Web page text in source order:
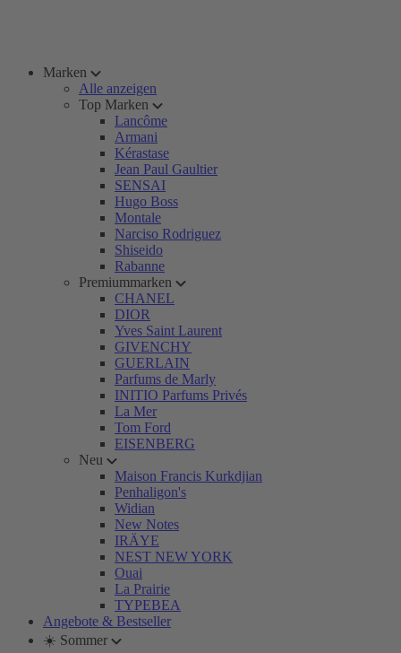
Marken
Alle anzeigen
Top Marken
Lancôme
Armani
Kérastase
Jean Paul Gaultier
SENSAI
Hugo Boss
Montale
Narciso Rodriguez
Shiseido
Rabanne
Premiummarken
CHANEL
DIOR
Yves Saint Laurent
GIVENCHY
GUERLAIN
Parfums de Marly
INITIO Parfums Privés
La Mer
Tom Ford
EISENBERG
Neu
Maison Francis Kurkdjian
Penhaligon's
Widian
New Notes
IRÄYE
NEST NEW YORK
Ouai
La Prairie
TYPEBEA
Angebote & Bestseller
☀️ Sommer